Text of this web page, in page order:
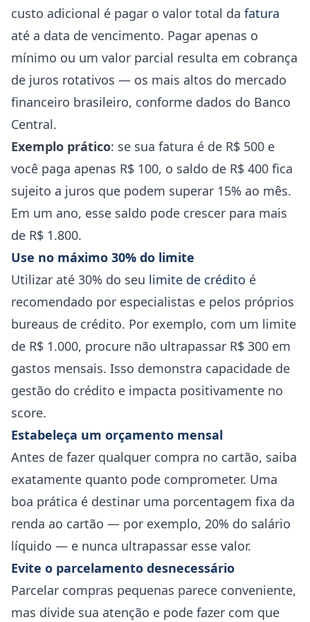
custo adicional é pagar o valor total da fatura
até a data de vencimento. Pagar apenas o
mínimo ou um valor parcial resulta em cobrança
de juros rotativos — os mais altos do mercado
financeiro brasileiro, conforme dados do Banco
Central.
Exemplo prático: se sua fatura é de R$ 500 e
você paga apenas R$ 100, o saldo de R$ 400 fica
sujeito a juros que podem superar 15% ao mês.
Em um ano, esse saldo pode crescer para mais
de R$ 1.800.
Use no máximo 30% do limite
Utilizar até 30% do seu limite de crédito é
recomendado por especialistas e pelos próprios
bureaus de crédito. Por exemplo, com um limite
de R$ 1.000, procure não ultrapassar R$ 300 em
gastos mensais. Isso demonstra capacidade de
gestão do crédito e impacta positivamente no
score.
Estabeleça um orçamento mensal
Antes de fazer qualquer compra no cartão, saiba
exatamente quanto pode comprometer. Uma
boa prática é destinar uma porcentagem fixa da
renda ao cartão — por exemplo, 20% do salário
líquido — e nunca ultrapassar esse valor.
Evite o parcelamento desnecessário
Parcelar compras pequenas parece conveniente,
mas divide sua atenção e pode fazer com que